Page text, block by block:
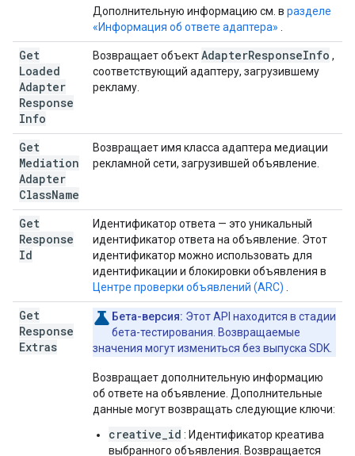
Дополнительную информацию см. в разделе
«Информация об ответе адаптера»
Get
Loaded
Adapter
Response
Info
Возвращает объектAdapterResponseInfo ,
соответствующий адаптеру, загрузившему
рекламу.
Get
Mediation
Adapter
ClassName
Возвращает имя класса адаптера медиации
рекламной сети, загрузившей объявление.
Get
Response
Id
Идентификатор ответа — это уникальный
идентификатор ответа на объявление. Этот
идентификатор можно использовать для
идентификации и блокировки объявления в
Центре проверки объявлений (ARC)
Get
Response
Extras
Бета-версия: Этот API находится в стадии
бета-тестирования. Возвращаемые
значения могут измениться без выпуска SDK.
Возвращает дополнительную информацию
об ответе на объявление. Дополнительные
данные могут возвращать следующие ключи:
creative_id : Идентификатор креатива
выбранного объявления. Возвращается